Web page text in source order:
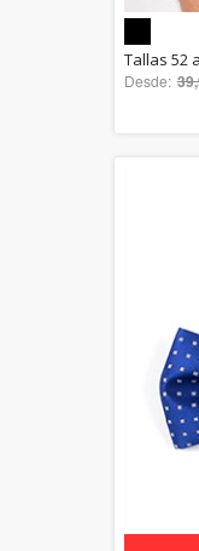
Tallas 52
Desde: